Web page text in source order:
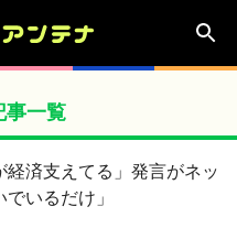
一覧
済支えてる」発言がネッ
いるだけ」